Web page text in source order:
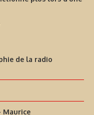
de la radio
Maurice